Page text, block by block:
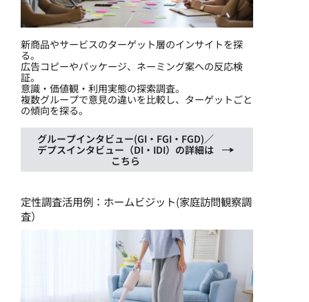
新商品やサービスのターゲット層のインサイトを探
る。
広告コピーやパッケージ、ネーミング案への反応検
証。
意識・価値観・利用実態の探索調査。
複数グループで意見の違いを比較し、ターゲットごと
の傾向を探る。
グループインタビュー(GI・FGI・FGD)／
デプスインタビュー（DI・IDI）の詳細は
こちら
定性調査活用例：ホームビジット(家庭訪問観察調
査）